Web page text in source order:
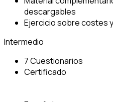
descargables
Ejercicio sobre costes
Intermedio
7 Cuestionarios
Certificado